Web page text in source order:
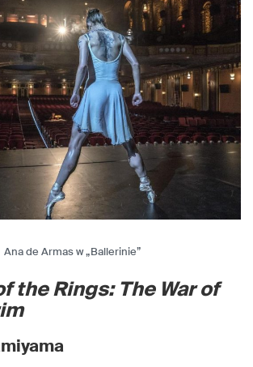
Ana de Armas w „Ballerinie”
the Rings: The War of